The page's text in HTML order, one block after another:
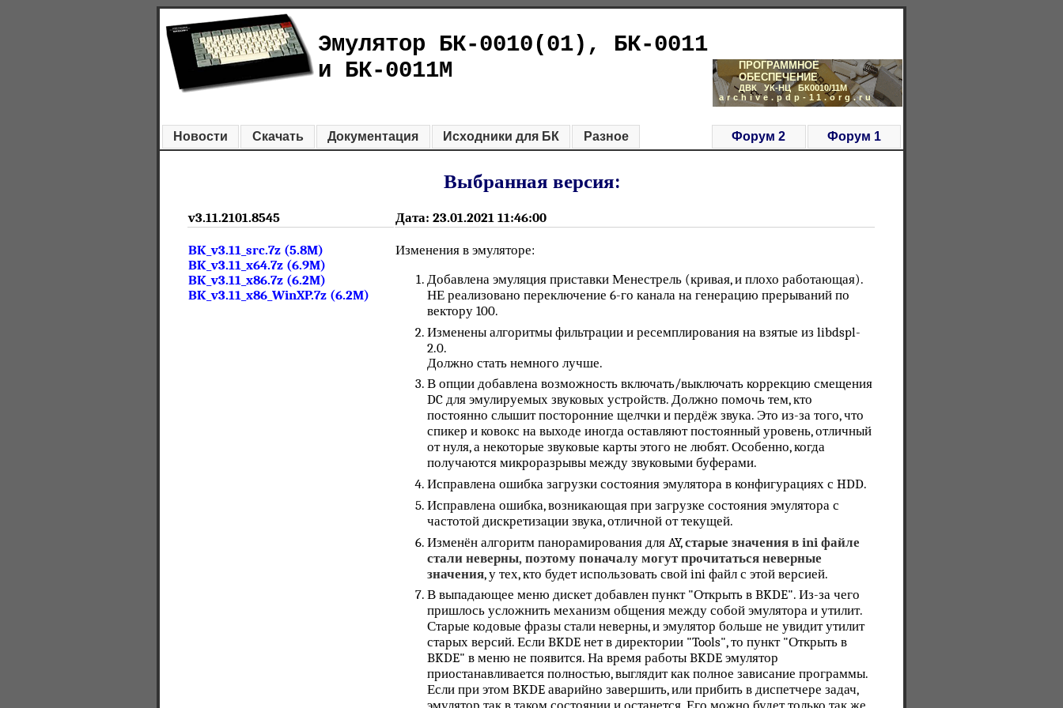
Эмулятор БК-0010(01), БК-0011
и БК-0011М
ПРОГРАММНОЕ
ОБЕСПЕЧЕНИЕ
ДВК УК-НЦ БК0010/11М
archive.pdp-11.org.ru
Новости Скачать Документация Исходники для БК Разное Форум 1
Форум 2
Выбранная версия:
v3.11.2101.8545 Дата: 23.01.2021 11:46:00
BK_v3.11_src.7z (5.8M)
BK_v3.11_x64.7z (6.9M)
BK_v3.11_x86.7z (6.2M)
BK_v3.11_x86_WinXP.7z (6.2M)
Изменения в эмуляторе:
Добавлена эмуляция приставки Менестрель (кривая, и плохо работающая).
НЕ реализовано переключение 6-го канала на генерацию прерываний по
вектору 100.
Изменены алгоритмы фильтрации и ресемплирования на взятые из libdspl-
2.0.
Должно стать немного лучше.
В опции добавлена возможность включать/выключать коррекцию смещения
DC для эмулируемых звуковых устройств. Должно помочь тем, кто
постоянно слышит посторонние щелчки и пердёж звука. Это из-за того, что
спикер и ковокс на выходе иногда оставляют постоянный уровень, отличный
от нуля, а некоторые звуковые карты этого не любят. Особенно, когда
получаются микроразрывы между звуковыми буферами.
Исправлена ошибка загрузки состояния эмулятора в конфигурациях с HDD.
Исправлена ошибка, возникающая при загрузке состояния эмулятора с
частотой дискретизации звука, отличной от текущей.
Изменён алгоритм панорамирования для AY,старые значения в ini файле
стали неверны, поэтому поначалу могут прочитаться неверные
значения, у тех, кто будет использовать свой ini файл с этой версией.
В выпадающее меню дискет добавлен пункт "Открыть в BKDE". Из-за чего
пришлось усложнить механизм общения между собой эмулятора и утилит.
Старые кодовые фразы стали неверны, и эмулятор больше не увидит утилит
старых версий. Если BKDE нет в директории "Tools", то пункт "Открыть в
BKDE" в меню не появится. На время работы BKDE эмулятор
приостанавливается полностью, выглядит как полное зависание программы.
Если при этом BKDE аварийно завершить, или прибить в диспетчере задач,